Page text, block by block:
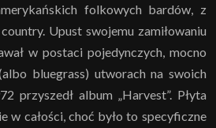
folkowych bardów, z
Upust swojemu zamiłowaniu
w postaci pojedynczych, mocno
bluegrass) utworach na swoich
przyszedł album „Harvest”. Płyta
w całości, choć było to specyficzne